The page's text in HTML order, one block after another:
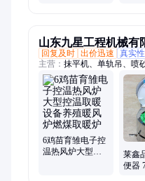
山东九星工程机械有
回复及时 出价迅速
真实
主营： 抹平机、单轨吊、喷
曲机、抛丸机、凿岩机、改
球桌、除雪板、分切机、过
护室、传感器、钻机
6鸡苗育雏电子控
温热风炉大型控
莱鑫
便器